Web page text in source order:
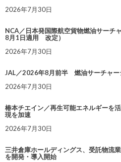
2026年7月30日
NCA／日本発国際航空貨物燃油サーチ
8月1日適用 改定）
2026年7月30日
JAL／2026年8月前半 燃油サーチャー
2026年7月30日
椿本チエイン／再生可能エネルギーを
現を加速
2026年7月30日
三井倉庫ホールディングス、受託物流
を開発・導入開始